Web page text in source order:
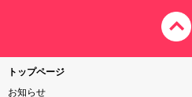
トップページ
お知らせ